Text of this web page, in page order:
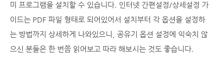
미 프로그램을 설치할 수 있습니다. 인터넷 간편설정/상세설정 가
이드는 PDF 파일 형태로 되어있어서 설치부터 각 옵션을 설정하
는 방법까지 상세하게 나와있으니, 공유기 옵션 설정에 익숙치 않
으신 분들은 한 번쯤 읽어보고 따라 해보시는 것도 좋습니다.